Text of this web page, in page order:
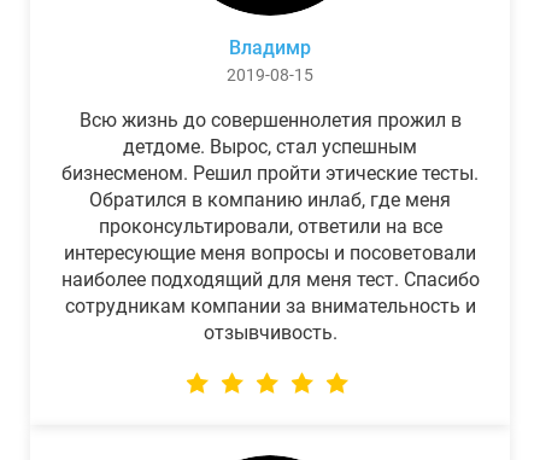
Владимр
2019-08-15
Всю жизнь до совершеннолетия прожил в
детдоме. Вырос, стал успешным
бизнесменом. Решил пройти этические тесты.
Обратился в компанию инлаб, где меня
проконсультировали, ответили на все
интересующие меня вопросы и посоветовали
наиболее подходящий для меня тест. Спасибо
сотрудникам компании за внимательность и
отзывчивость.